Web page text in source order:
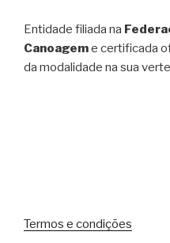
Entidade filiada na
Canoageme certificada
da modalidade na sua
Termos e condições